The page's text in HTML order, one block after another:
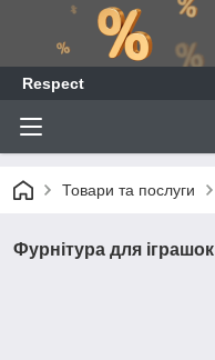
Respect
Товари та послуги
Фурнітура для іграшок